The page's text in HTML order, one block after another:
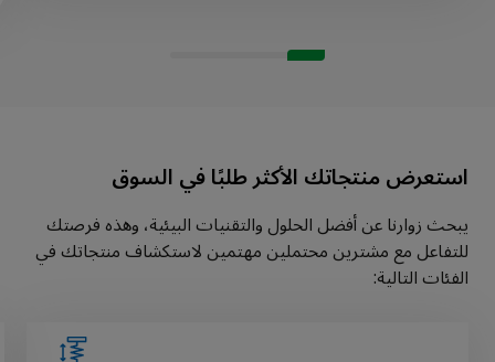
استعرض منتجاتك الأكثر طلبًا في السوق
يبحث زوارنا عن أفضل الحلول والتقنيات البيئية، وهذه فرصتك
للتفاعل مع مشترين محتملين مهتمين لاستكشاف منتجاتك في
الفئات التالية: